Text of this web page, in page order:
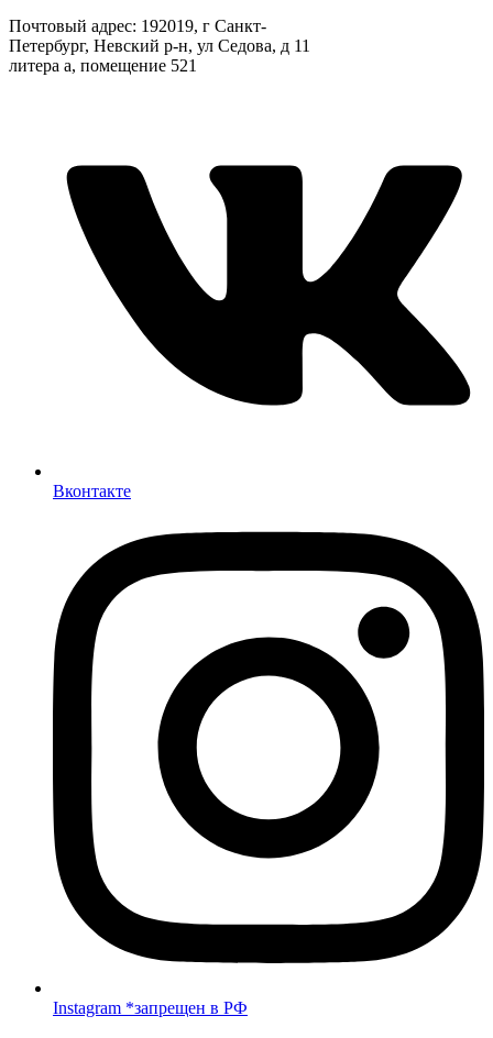
Почтовый адрес: 192019, г Санкт-
Петербург, Невский р-н, ул Седова, д 11
литера а, помещение 521
Вконтакте
Instagram *запрещен в РФ